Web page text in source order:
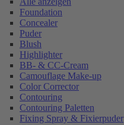
Foundation
Concealer
Puder
Blush
Highlighter
BB- & CC-Cream
Camouflage Make-up
Color Corrector
Contouring
Contouring Paletten
Fixing Spray & Fixierpuder